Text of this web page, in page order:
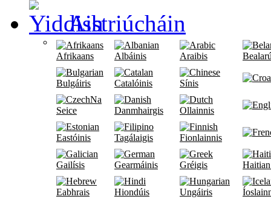
Aistriúcháin
Afrikaans Albáinis Araibis
Bulgáiris Catalóinis
Sínis
Na
Seice
Danmhairgis Ollainnis
Eastóinis Tagálaigis Fionlainnis
Gailísis Gearmáinis Gréigis
Eabhrais Hiondúis Ungáiris